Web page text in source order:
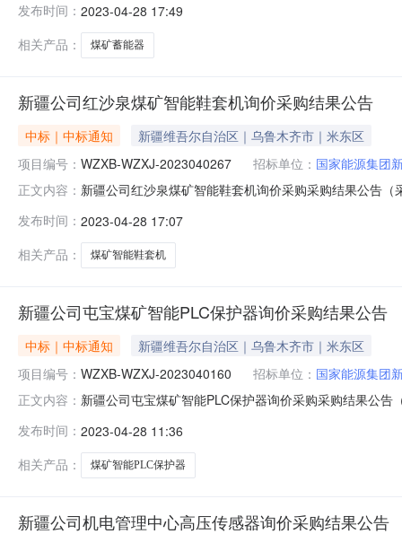
购投诉。异议接收单位：国家能源集团物资有限公司西
发布时间： 2023-04-28 17:49
相关产品：
煤矿蓄能器
新疆公司红沙泉煤矿智能鞋套机询价采购结果公告
中标｜中标通知
新疆维吾尔自治区｜乌鲁木齐市｜米东区
项目编号： WZXB-WZXJ-2023040267 招标单位： 国家能源集团
正文内容： 新疆公司红沙泉煤矿智能鞋套机询价采购采购结果公告
受理采购投诉。异议接收单位：国家能源集团物资有限
发布时间： 2023-04-28 17:07
相关产品：
煤矿智能鞋套机
新疆公司屯宝煤矿智能PLC保护器询价采购结果公告
中标｜中标通知
新疆维吾尔自治区｜乌鲁木齐市｜米东区
项目编号： WZXB-WZXJ-2023040160 招标单位： 国家能源集团
正文内容： 新疆公司屯宝煤矿智能PLC保护器询价采购采购结果公
受理采购投诉。异议接收单位：国家能源集团物资有限
发布时间： 2023-04-28 11:36
相关产品：
煤矿智能PLC保护器
新疆公司机电管理中心高压传感器询价采购结果公告